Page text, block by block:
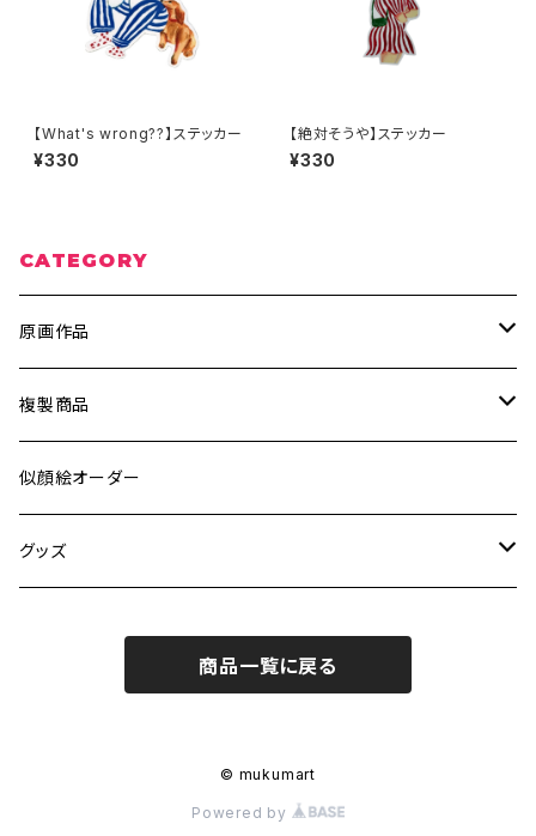
【What's wrong??】ステッカー
¥330
【絶対そうや】ステッカー
¥330
CATEGORY
原画作品
ポスター、ポストカード
ウッドペイント
キャンバス
複製商品
A4サイズ
ポストカードサイズ
似顔絵オーダー
グッズ
商品一覧に戻る
© mukumart
Powered by